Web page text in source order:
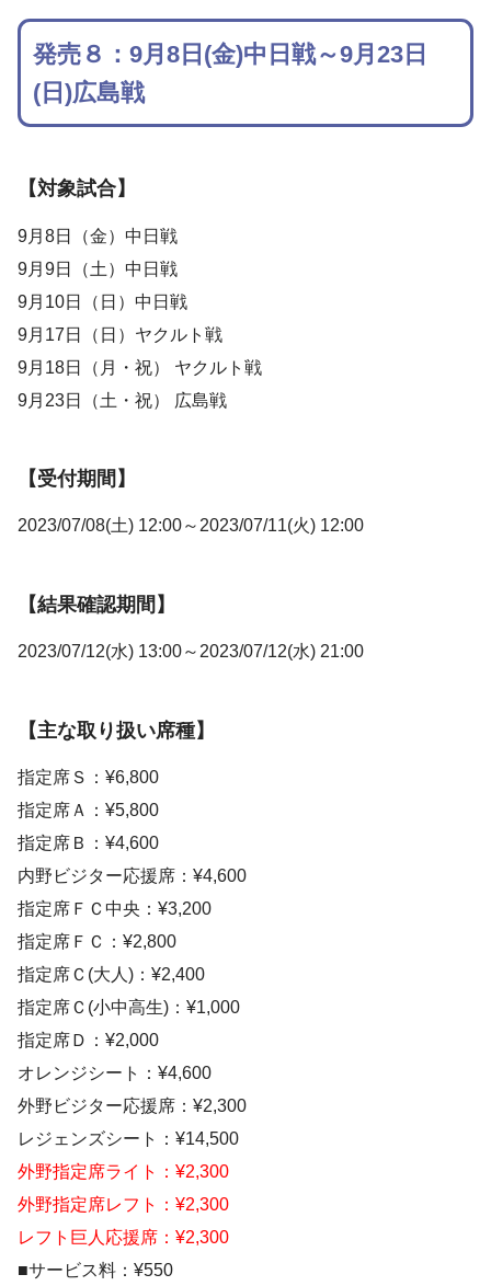
発売８：9月8日(金)中日戦～9月23日
(日)広島戦
【対象試合】
9月8日（金）中日戦
9月9日（土）中日戦
9月10日（日）中日戦
9月17日（日）ヤクルト戦
9月18日（月・祝） ヤクルト戦
9月23日（土・祝） 広島戦
【受付期間】
2023/07/08(土) 12:00～2023/07/11(火) 12:00
【結果確認期間】
2023/07/12(水) 13:00～2023/07/12(水) 21:00
【主な取り扱い席種】
指定席Ｓ：¥6,800
指定席Ａ：¥5,800
指定席Ｂ：¥4,600
内野ビジター応援席：¥4,600
指定席ＦＣ中央：¥3,200
指定席ＦＣ：¥2,800
指定席Ｃ(大人)：¥2,400
指定席Ｃ(小中高生)：¥1,000
指定席Ｄ：¥2,000
オレンジシート：¥4,600
外野ビジター応援席：¥2,300
レジェンズシート：¥14,500
外野指定席ライト：¥2,300
外野指定席レフト：¥2,300
レフト巨人応援席：¥2,300
■サービス料：¥550